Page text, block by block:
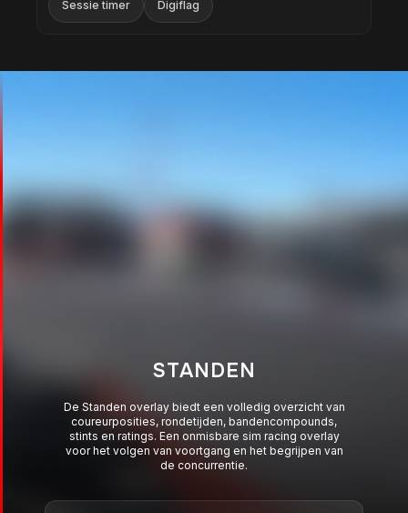
Sessie timer Digiflag
RELATIEF
De Relatief overlay toont de coureurs om je heen
met live rondetijden, stint-informatie en Elo-ratings.
Perfect voor het meten van tempo en het nemen van
slimmere beslissingen op de baan.